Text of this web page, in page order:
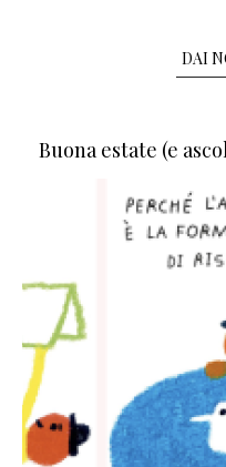
DAI
Buona estate (e